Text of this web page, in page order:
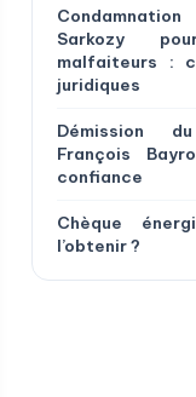
Sarkozy
malfaiteurs :
juridiques
Démission
François
confiance
Chèque
l’obtenir ?